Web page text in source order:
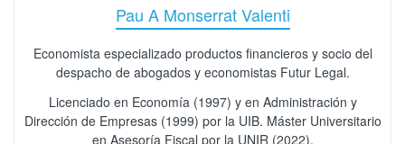
Pau A Monserrat Valenti
Economista especializado productos financieros y socio del
despacho de abogados y economistas Futur Legal.
Licenciado en Economía (1997) y en Administración y
Dirección de Empresas (1999) por la UIB. Máster Universitario
en Asesoría Fiscal por la UNIR (2022).